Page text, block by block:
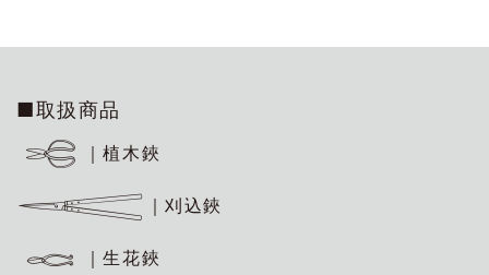
■取扱商品
｜植木鋏
｜刈込鋏
｜生花鋏